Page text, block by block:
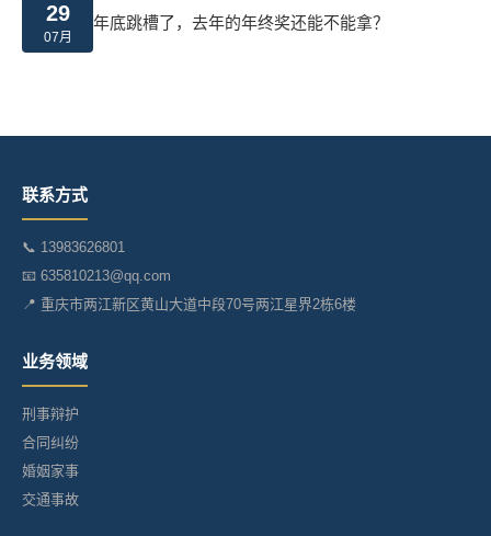
29
07月
年底跳槽了，去年的年终奖还能不能拿？
联系方式
📞 13983626801
📧 635810213@qq.com
📍 重庆市两江新区黄山大道中段70号两江星界2栋6楼
业务领域
刑事辩护
合同纠纷
婚姻家事
交通事故